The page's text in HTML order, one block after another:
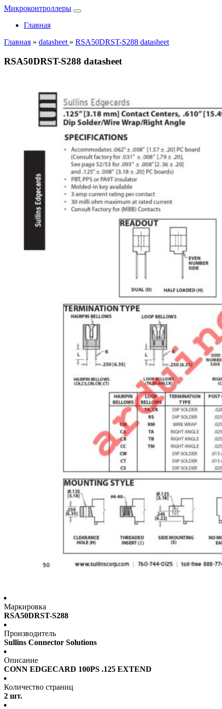
Микроконтроллеры
Главная
Главная » datasheet » RSA50DRST-S288 datasheet
RSA50DRST-S288 datasheet
Маркировка
RSA50DRST-S288
Производитель
Sullins Connector Solutions
Описание
CONN EDGECARD 100PS .125 EXTEND
Количество страниц
2 шт.